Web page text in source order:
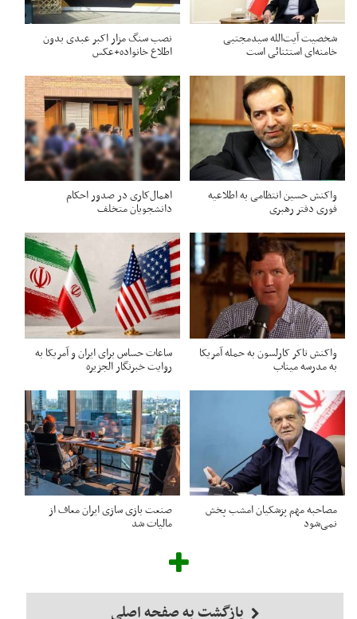
شخصیت آیت‌الله سیدمجتبی
خامنه‌ای استثنائی است
نصب سنگ مزار اکبر عبدی بدون
اطلاع خانواده+عکس
واکنش حسین انتظامی به اطلاعیه
فوری دفتر رهبری
اهمال‌کاری در صدور احکام‌
دانشجویان متخلف
واکنش تاکر کارلسون به حمله آمریکا
به مدرسه میناب
ساعات حساس برای ایران و آمریکا به
روایت خبرنگار الجزیره
مصاحبه مهم پزشکیان امشب پخش
نمی‌شود
صنعت بازی سازی ایران معاف از
مالیات شد
بازگشت به صفحه اصلی